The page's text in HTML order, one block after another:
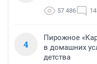
57 486 14
4
Пирожное
в домашних
детства